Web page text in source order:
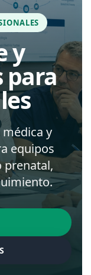
y
para
y
equipos
prenatal,